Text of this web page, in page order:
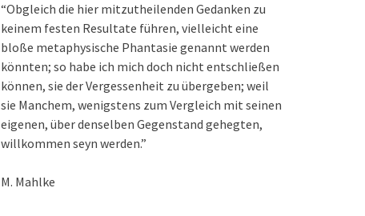
“Obgleich die hier mitzutheilenden Gedanken zu
keinem festen Resultate führen, vielleicht eine
bloße metaphysische Phantasie genannt werden
könnten; so habe ich mich doch nicht entschließen
können, sie der Vergessenheit zu übergeben; weil
sie Manchem, wenigstens zum Vergleich mit seinen
eigenen, über denselben Gegenstand gehegten,
willkommen seyn werden.”
M. Mahlke